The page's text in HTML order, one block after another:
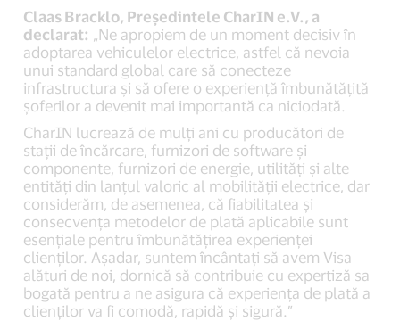
Claas Bracklo, Președintele CharIN e.V., a
declarat: „Ne apropiem de un moment decisiv în
adoptarea vehiculelor electrice, astfel că nevoia
unui standard global care să conecteze
infrastructura și să ofere o experiență îmbunătățită
șoferilor a devenit mai importantă ca niciodată.
CharIN lucrează de mulți ani cu producători de
stații de încărcare, furnizori de software și
componente, furnizori de energie, utilități și alte
entități din lanțul valoric al mobilității electrice, dar
considerăm, de asemenea, că fiabilitatea și
consecvența metodelor de plată aplicabile sunt
esențiale pentru îmbunătățirea experienței
clienților. Așadar, suntem încântați să avem Visa
alături de noi, dornică să contribuie cu expertiză sa
bogată pentru a ne asigura că experiența de plată a
clienților va fi comodă, rapidă și sigură.”